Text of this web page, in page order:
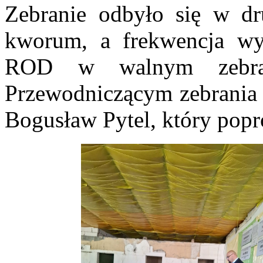
Zebranie odbyło się w
kworum, a frekwencja
ROD w walnym
Przewodniczącym
Bogusław Pytel, który